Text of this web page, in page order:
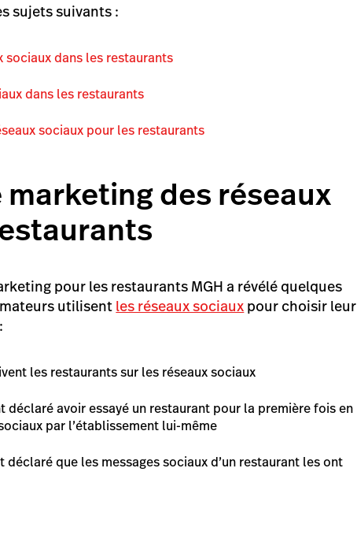
sujets suivants :
dans les restaurants
dans les restaurants
sociaux pour les restaurants
des réseaux
pour les restaurants MGH a révélé quelques
utilisentles réseaux sociaux pour choisir leur
les restaurants sur les réseaux sociaux
avoir essayé un restaurant pour la première fois en
par l’établissement lui-même
que les messages sociaux d’un restaurant les ont